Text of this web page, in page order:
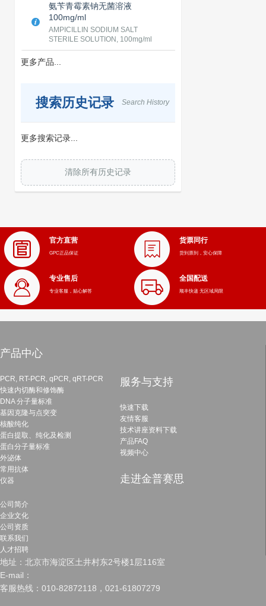
氨苄青霉素钠无菌溶液
100mg/ml
AMPICILLIN SODIUM SALT
STERILE SOLUTION, 100mg/ml
更多产品...
搜索历史记录 Search History
更多搜索记录...
清除所有历史记录
官方直营
GPC正品保证
货票同行
货到票到，安心保障
专业售后
专业客服，贴心解答
全国配送
顺丰快递 无区域局限
产品中心
PCR, RT-PCR, qPCR, qRT-PCR
快速内切酶和修饰酶
DNA 分子量标准
基因克隆与点突变
核酸纯化
蛋白提取、纯化及检测
蛋白分子量标准
外泌体
常用抗体
仪器
服务与支持
快速下载
友情客服
技术讲座资料下载
产品FAQ
视频中心
走进金普赛思
公司简介
企业文化
公司资质
联系我们
人才招聘
地址：北京市海淀区土井村东2号楼1层116室
E-mail：
客服热线：010-82872118，021-61807279